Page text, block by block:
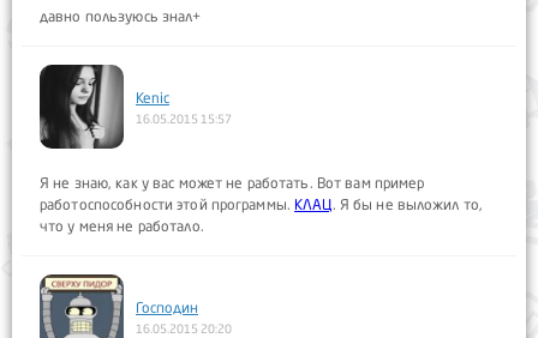
давно пользуюсь знал+
Kenic
16.05.2015 15:57
Я не знаю, как у вас может не работать. Вот вам пример
работоспособности этой программы. КЛАЦ. Я бы не выложил то,
что у меня не работало.
Господин
16.05.2015 20:20